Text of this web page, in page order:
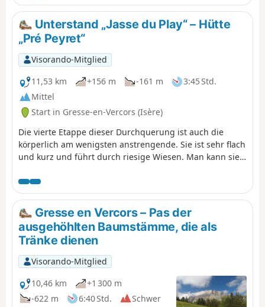
Unterstand „Jasse du Play“ – Hütte
„Pré Peyret“
Visorando-Mitglied
11,53 km
+156 m -161 m
3:45 Std.
Mittel
Start in Gresse-en-Vercors (Isère)
Die vierte Etappe dieser Durchquerung ist auch die
körperlich am wenigsten anstrengende. Sie ist sehr flach
und kurz und führt durch riesige Wiesen. Man kann sie
Gresse en Vercors – Pas der
ausgehöhlten Baumstämme, die als
Tränke dienen
Visorando-Mitglied
10,46 km
+1 300 m
-622 m
6:40 Std.
Schwer